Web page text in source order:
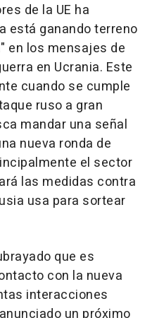
de la UE ha
está ganando terreno
en los mensajes de
en Ucrania. Este
cuando se cumple
ruso a gran
mandar una señal
nueva ronda de
el sector
las medidas contra
usa para sortear
que es
con la nueva
interacciones